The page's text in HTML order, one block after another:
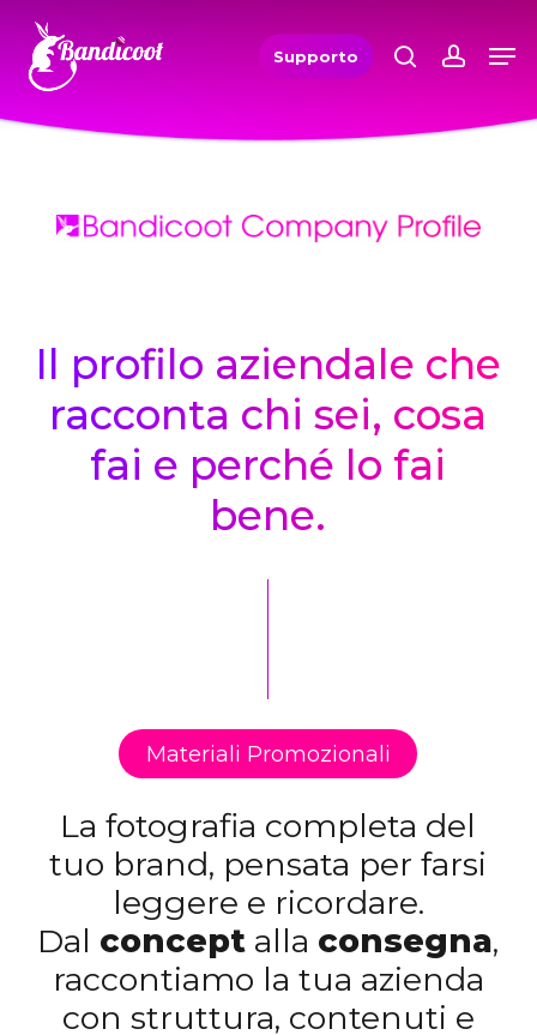
Skip
main
content
Supporto search
Il profilo aziendale che
racconta chi sei, cosa
fai e perché lo fai
bene.
Materiali Promozionali
La fotografia completa del
tuo brand, pensata per farsi
leggere e ricordare.
Dal concept alla consegna,
raccontiamo la tua azienda
con struttura, contenuti e